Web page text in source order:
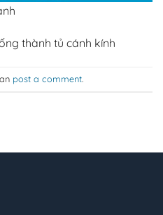
thành tủ cánh kính
post a comment.